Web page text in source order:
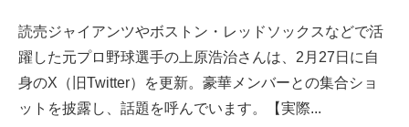
読売ジャイアンツやボストン・レッドソックスなどで活
躍した元プロ野球選手の上原浩治さんは、2月27日に自
身のX（旧Twitter）を更新。豪華メンバーとの集合ショ
ットを披露し、話題を呼んでいます。【実際...